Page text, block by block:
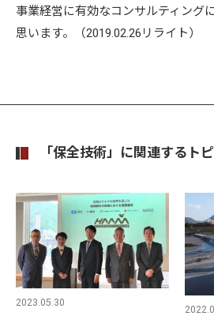
事業経営に有効なコンサルティング
思います。（2019.02.26リライト）
「保全技術」に関連するト
2023.05.30